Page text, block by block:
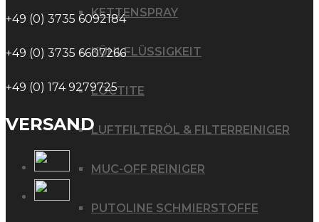
KETTENSPRAY
KÜHLFLÜSSIGKEIT
LOCTITE
LUFTFILTERÖL & FILTERREINIGER
MUC-OFF REINIGER
PUTOLINE SCHMIERSTOFFE
+49 (0) 3735 6092184
+49 (0) 3735 6607266
+49 (0) 174 9279725
VERSAND